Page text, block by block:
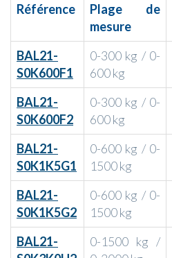
Référence
Plage de
mesure
BAL21-
S0K600F1
0-300 kg / 0-
600 kg
BAL21-
S0K600F2
0-300 kg / 0-
600 kg
BAL21-
S0K1K5G1
0-600 kg / 0-
1500 kg
BAL21-
S0K1K5G2
0-600 kg / 0-
1500 kg
BAL21-
0-1500 kg /